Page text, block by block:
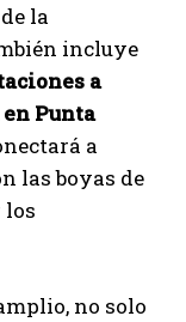
la
incluye
a
Punta
a
las boyas de
los
no solo